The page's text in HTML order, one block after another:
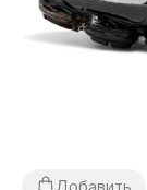
Добавить